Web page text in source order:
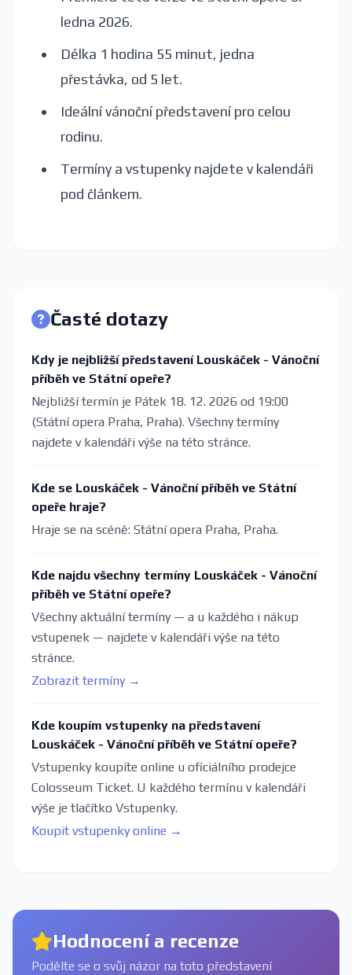
ledna 2026.
Délka 1 hodina 55 minut, jedna
přestávka, od 5 let.
Ideální vánoční představení pro celou
rodinu.
Termíny a vstupenky najdete v kalendáři
pod článkem.
Časté dotazy
Kdy je nejbližší představení Louskáček - Vánoční
příběh ve Státní opeře?
Nejbližší termín je Pátek 18. 12. 2026 od 19:00
(Státní opera Praha, Praha). Všechny termíny
najdete v kalendáři výše na této stránce.
Kde se Louskáček - Vánoční příběh ve Státní
opeře hraje?
Hraje se na scéně: Státní opera Praha, Praha.
Kde najdu všechny termíny Louskáček - Vánoční
příběh ve Státní opeře?
Všechny aktuální termíny — a u každého i nákup
vstupenek — najdete v kalendáři výše na této
stránce.
Zobrazit termíny →
Kde koupím vstupenky na představení
Louskáček - Vánoční příběh ve Státní opeře?
Vstupenky koupíte online u oficiálního prodejce
Colosseum Ticket. U každého termínu v kalendáři
výše je tlačítko Vstupenky.
Koupit vstupenky online →
Hodnocení a recenze
Podělte se o svůj názor na toto představení